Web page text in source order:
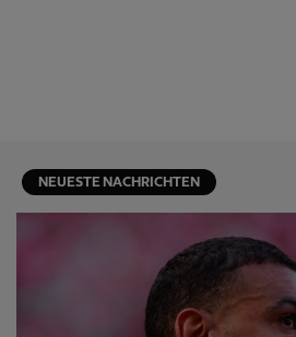
NEUESTE NACHRICHTEN